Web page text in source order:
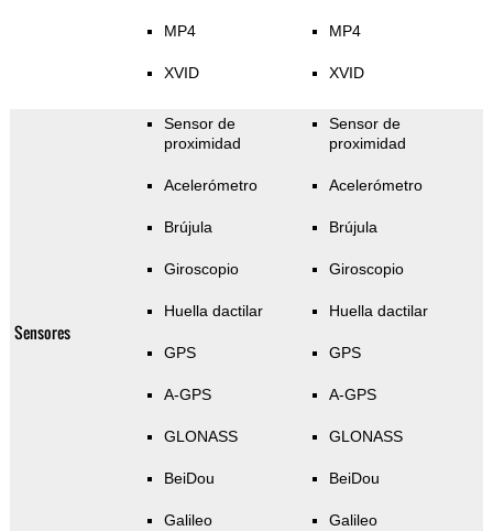
MP4
XVID
MP4
XVID
Sensores
Sensor de
proximidad
Acelerómetro
Brújula
Giroscopio
Huella dactilar
GPS
A-GPS
GLONASS
BeiDou
Galileo
Sensor de
proximidad
Acelerómetro
Brújula
Giroscopio
Huella dactilar
GPS
A-GPS
GLONASS
BeiDou
Galileo